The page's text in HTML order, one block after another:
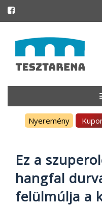
to
content
Nyeremény
Ez a
hangfal
felülmúlja a